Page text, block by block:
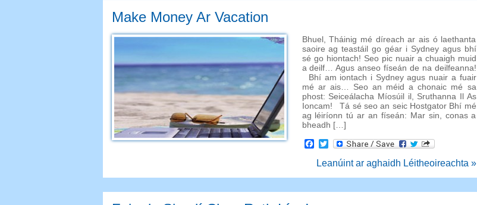
Make Money Ar Vacation
Bhuel, Tháinig mé díreach ar ais ó laethanta
saoire ag teastáil go géar i Sydney agus bhí
sé go hiontach! Seo pic nuair a chuaigh muid
a deilf… Agus anseo físeán de na deilfeanna!
Bhí am iontach i Sydney agus nuair a fuair
mé ar ais… Seo an méid a chonaic mé sa
phost: Seiceálacha Míosúil il, Sruthanna Il As
Ioncam! Tá sé seo an seic Hostgator Bhí mé
ag léiríonn tú ar an físeán: Mar sin, conas a
bheadh […]
Facebook
Twitter
Leanúint ar aghaidh Léitheoireachta »